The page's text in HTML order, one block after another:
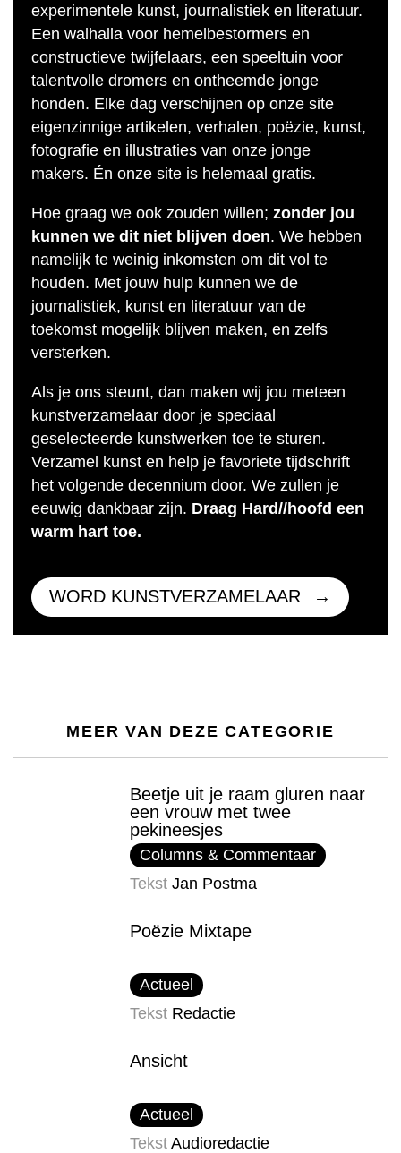
experimentele kunst, journalistiek en literatuur.
Een walhalla voor hemelbestormers en
constructieve twijfelaars, een speeltuin voor
talentvolle dromers en ontheemde jonge
honden. Elke dag verschijnen op onze site
eigenzinnige artikelen, verhalen, poëzie, kunst,
fotografie en illustraties van onze jonge
makers. Én onze site is helemaal gratis.
Hoe graag we ook zouden willen; zonder jou
kunnen we dit niet blijven doen. We hebben
namelijk te weinig inkomsten om dit vol te
houden. Met jouw hulp kunnen we de
journalistiek, kunst en literatuur van de
toekomst mogelijk blijven maken, en zelfs
versterken.
Als je ons steunt, dan maken wij jou meteen
kunstverzamelaar door je speciaal
geselecteerde kunstwerken toe te sturen.
Verzamel kunst en help je favoriete tijdschrift
het volgende decennium door. We zullen je
eeuwig dankbaar zijn. Draag Hard//hoofd een
warm hart toe.
WORD KUNSTVERZAMELAAR
MEER VAN DEZE CATEGORIE
Beetje uit je raam gluren naar
een vrouw met twee
pekineesjes
Columns & Commentaar
Tekst Jan Postma
Poëzie Mixtape
Actueel
Tekst Redactie
Ansicht
Actueel
Tekst Audioredactie